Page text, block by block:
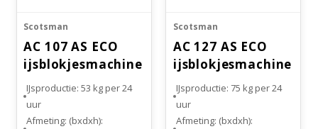
Scotsman
AC 107 AS ECO
ijsblokjesmachine
Gourmet
IJsproductie: 53 kg per 24
uur
Afmeting: (bxdxh):
Scotsman
AC 127 AS ECO
ijsblokjesmachine
Gourmet
IJsproductie: 75 kg per 24
uur
Afmeting: (bxdxh):